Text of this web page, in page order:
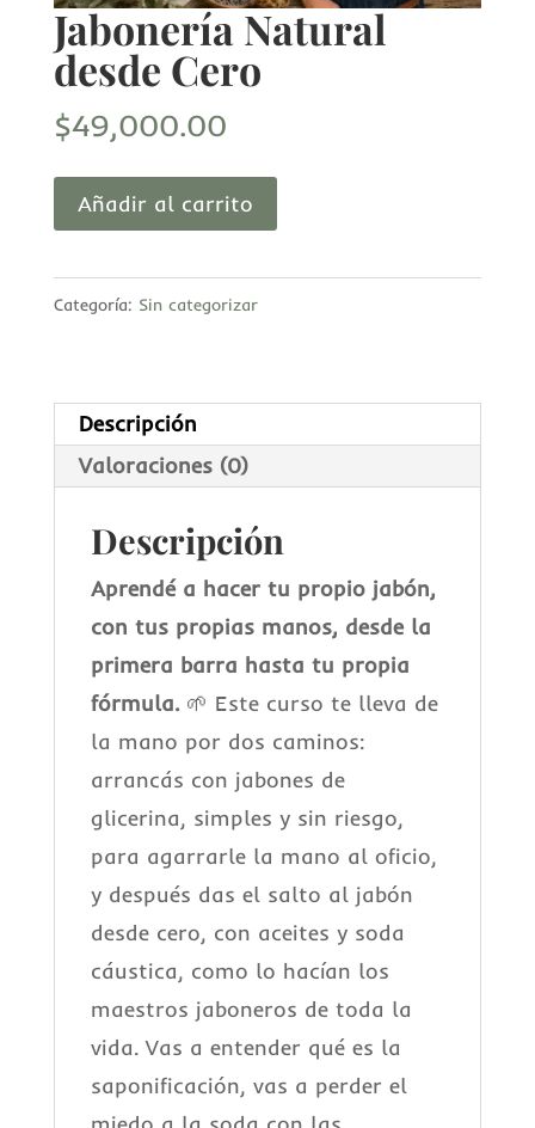
Jabonería Natural
desde Cero
$49,000.00
Jabonería
Natural
desde
Cero
Añadir al carrito
Categoría: Sin categorizar
Descripción
Valoraciones (0)
Descripción
Aprendé a hacer tu propio jabón,
con tus propias manos, desde la
primera barra hasta tu propia
fórmula.🌱 Este curso te lleva de
la mano por dos caminos:
arrancás con jabones de
glicerina, simples y sin riesgo,
para agarrarle la mano al oficio,
y después das el salto al jabón
desde cero, con aceites y soda
cáustica, como lo hacían los
maestros jaboneros de toda la
vida. Vas a entender qué es la
saponificación, vas a perder el